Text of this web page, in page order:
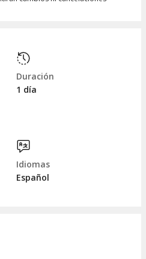
Duración
1 día
Idiomas
Español